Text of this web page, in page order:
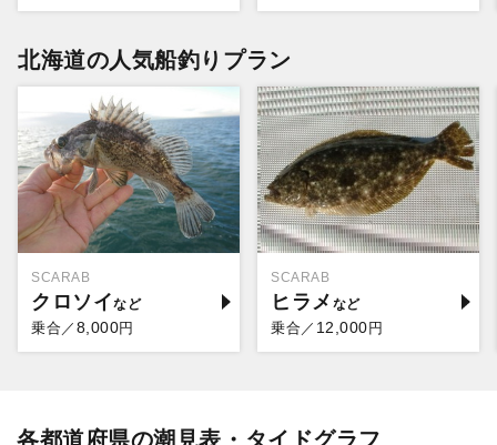
北海道の人気船釣りプラン
SCARAB
クロソイ
乗合／ 8,000円
SCARAB
ヒラメ
乗合／ 12,000円
各都道府県の潮見表・タイドグラフ